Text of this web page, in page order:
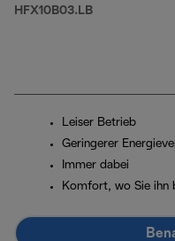
HFX10B03.LB
Leiser Betrieb
Geringerer
Immer dabei
Komfort, wo Sie ihn